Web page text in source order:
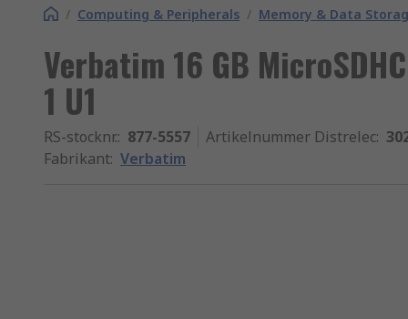
/ Computing & Peripherals / Memory & Data
Verbatim 16 GB
1 U1
RS-stocknr.: 877-5557 Artikelnummer Distrelec:
Fabrikant: Verbatim